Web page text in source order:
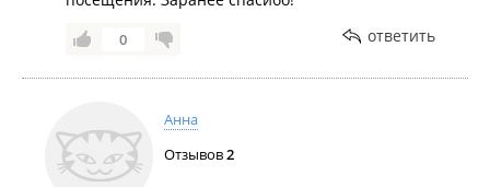
0 ответить
Анна
Отзывов2